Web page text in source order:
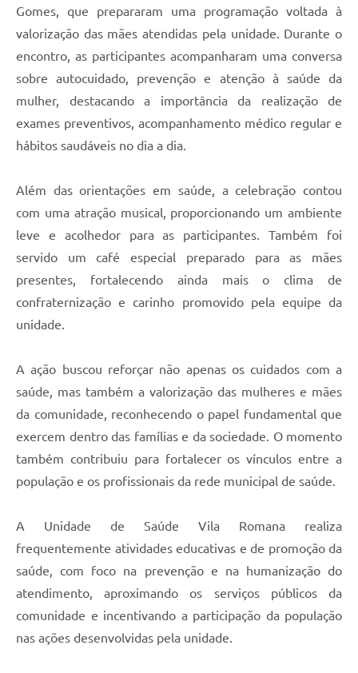
Gomes, que prepararam uma programação voltada à
valorização das mães atendidas pela unidade. Durante o
encontro, as participantes acompanharam uma conversa
sobre autocuidado, prevenção e atenção à saúde da
mulher, destacando a importância da realização de
exames preventivos, acompanhamento médico regular e
hábitos saudáveis no dia a dia.
Além das orientações em saúde, a celebração contou
com uma atração musical, proporcionando um ambiente
leve e acolhedor para as participantes. Também foi
servido um café especial preparado para as mães
presentes, fortalecendo ainda mais o clima de
confraternização e carinho promovido pela equipe da
unidade.
A ação buscou reforçar não apenas os cuidados com a
saúde, mas também a valorização das mulheres e mães
da comunidade, reconhecendo o papel fundamental que
exercem dentro das famílias e da sociedade. O momento
também contribuiu para fortalecer os vínculos entre a
população e os profissionais da rede municipal de saúde.
A Unidade de Saúde Vila Romana realiza
frequentemente atividades educativas e de promoção da
saúde, com foco na prevenção e na humanização do
atendimento, aproximando os serviços públicos da
comunidade e incentivando a participação da população
nas ações desenvolvidas pela unidade.